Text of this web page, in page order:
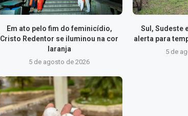
Em ato pelo fim do feminicídio,
Cristo Redentor se iluminou na cor
laranja
5 de agosto de 2026
Sul, Sudeste
alerta para
5 de